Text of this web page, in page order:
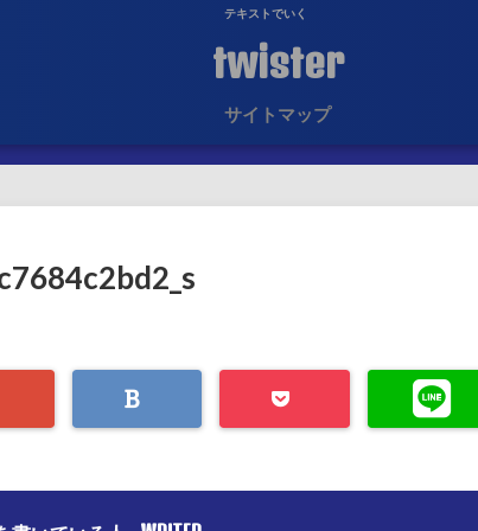
テキストでいく
twister
サイトマップ